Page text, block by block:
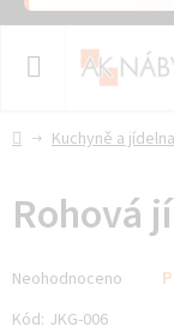
DomůKuchyně a jídelna
Rohová
hodnocení
produktu
Neohodnoceno
Kód: JKG-006